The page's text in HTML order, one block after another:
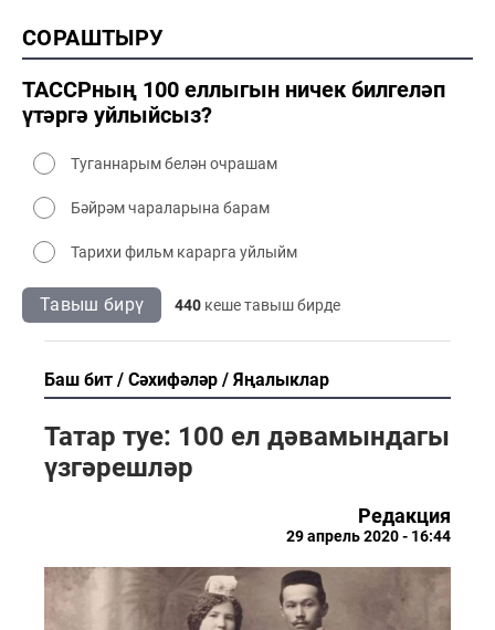
2000 сәнәгать
2000 мәдәният
СОРАШТЫРУ
ТАССРның 100 еллыгын ничек билгеләп
үтәргә уйлыйсыз?
Туганнарым белән очрашам
Бәйрәм чараларына барам
Тарихи фильм карарга уйлыйм
Тавыш бирү 440 кеше тавыш бирде
Баш бит Сәхифәләр Яңалыклар
Татар туе: 100 ел дәвамындагы
үзгәрешләр
Редакция
29 апрель 2020 - 16:44